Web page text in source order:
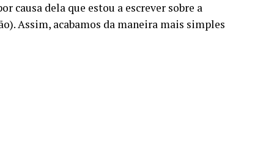
causa dela que estou a escrever sobre a
Assim, acabamos da maneira mais simples